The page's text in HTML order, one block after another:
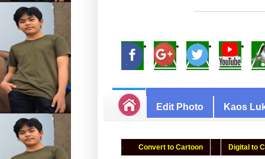
Edit Photo Kaos
Convert to Cartoon Digital to